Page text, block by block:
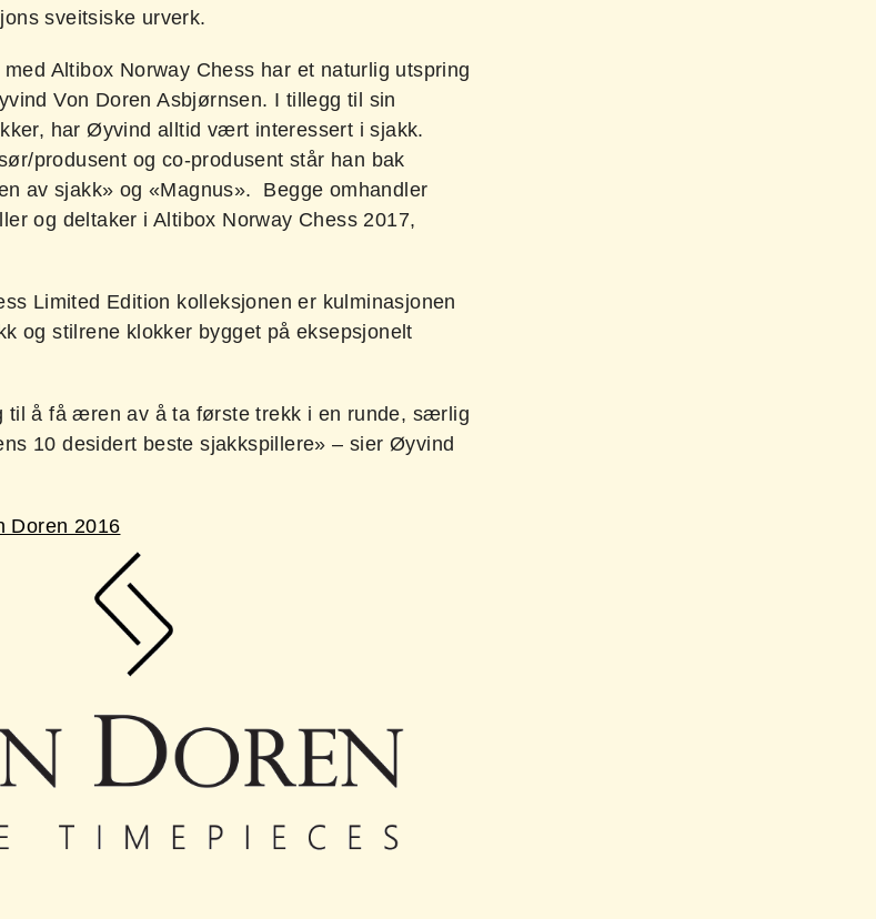
sveitsiske urverk.
Altibox Norway Chess har et naturlig utspring
Von Doren Asbjørnsen. I tillegg til sin
har Øyvind alltid vært interessert i sjakk.
produsent og co-produsent står han bak
av sjakk» og «Magnus». Begge omhandler
og deltaker i Altibox Norway Chess 2017,
Limited Edition kolleksjonen er kulminasjonen
og stilrene klokker bygget på eksepsjonelt
til å få æren av å ta første trekk i en runde, særlig
10 desidert beste sjakkspillere» – sier Øyvind
Doren 2016